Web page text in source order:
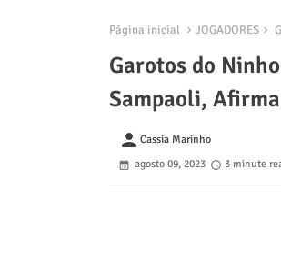
Página inicial JOGADORES
Garotos do
Sampaoli,
person Cassia Marinho
agosto 09, 2023
3 minute